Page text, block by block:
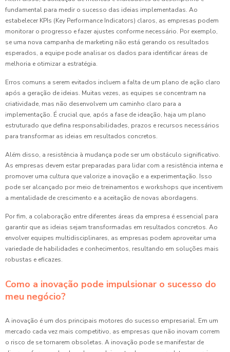
fundamental para medir o sucesso das ideias implementadas. Ao
estabelecer KPIs (Key Performance Indicators) claros, as empresas podem
monitorar o progresso e fazer ajustes conforme necessário. Por exemplo,
se uma nova campanha de marketing não está gerando os resultados
esperados, a equipe pode analisar os dados para identificar áreas de
melhoria e otimizar a estratégia.
Erros comuns a serem evitados incluem a falta de um plano de ação claro
após a geração de ideias. Muitas vezes, as equipes se concentram na
criatividade, mas não desenvolvem um caminho claro para a
implementação. É crucial que, após a fase de ideação, haja um plano
estruturado que defina responsabilidades, prazos e recursos necessários
para transformar as ideias em resultados concretos.
Além disso, a resistência à mudança pode ser um obstáculo significativo.
As empresas devem estar preparadas para lidar com a resistência interna e
promover uma cultura que valorize a inovação e a experimentação. Isso
pode ser alcançado por meio de treinamentos e workshops que incentivem
a mentalidade de crescimento e a aceitação de novas abordagens.
Por fim, a colaboração entre diferentes áreas da empresa é essencial para
garantir que as ideias sejam transformadas em resultados concretos. Ao
envolver equipes multidisciplinares, as empresas podem aproveitar uma
variedade de habilidades e conhecimentos, resultando em soluções mais
robustas e eficazes.
Como a inovação pode impulsionar o sucesso do
meu negócio?
A inovação é um dos principais motores do sucesso empresarial. Em um
mercado cada vez mais competitivo, as empresas que não inovam correm
o risco de se tornarem obsoletas. A inovação pode se manifestar de